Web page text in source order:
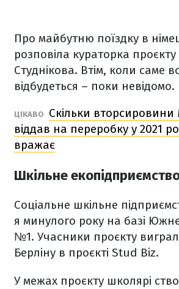
Про майбутню поїздку в
розповіла кураторка
Студнікова. Втім, коли саме
відбудеться – поки невідомо.
ЦІКАВО
Скільки вторсировини
віддав на переробку у 2021
вражає
Шкільне
Соціальне шкільне
я минулого року на базі
№1. Учасники проєкту
Берліну в проєкті Stud Biz.
У межах проєкту школярі